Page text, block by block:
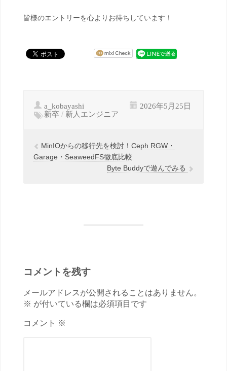
皆様のエントリーを心よりお待ちしています！
a_kobayashi 2026年5月25日
新卒 / 新人エンジニア
MinIOからの移行先を検討！Ceph RGW・
Garage・SeaweedFS徹底比較
Byte Buddyで遊んでみる
コメントを残す
メールアドレスが公開されることはありません。
※ が付いている欄は必須項目です
コメント ※